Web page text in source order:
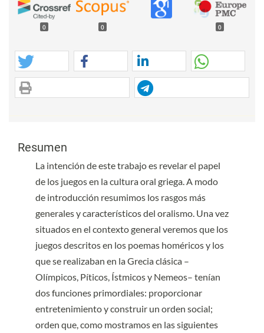
0 0 0
Resumen
La intención de este trabajo es revelar el papel
de los juegos en la cultura oral griega. A modo
de introducción resumimos los rasgos más
generales y característicos del oralismo. Una vez
situados en el contexto general veremos que los
juegos descritos en los poemas homéricos y los
que se realizaban en la Grecia clásica –
Olímpicos, Píticos, Ístmicos y Nemeos– tenían
dos funciones primordiales: proporcionar
entretenimiento y construir un orden social;
orden que, como mostramos en las siguientes